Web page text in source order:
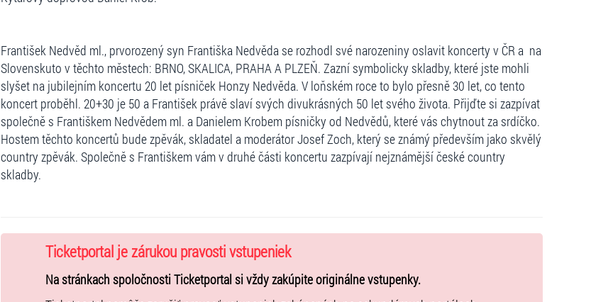
František Nedvěd ml., prvorozený syn Františka Nedvěda se rozhodl své narozeniny oslavit koncerty v ČR a na
Slovenskuto v těchto městech: BRNO, SKALICA, PRAHA A PLZEŇ. Zazní symbolicky skladby, které jste mohli
slyšet na jubilejním koncertu 20 let písniček Honzy Nedvěda. V loňském roce to bylo přesně 30 let, co tento
koncert proběhl. 20+30 je 50 a František právě slaví svých divukrásných 50 let svého života. Přijďte si zazpívat
společně s Františkem Nedvědem ml. a Danielem Krobem písničky od Nedvědů, které vás chytnout za srdíčko.
Hostem těchto koncertů bude zpěvák, skladatel a moderátor Josef Zoch, který se známý především jako skvělý
country zpěvák. Společně s Františkem vám v druhé části koncertu zazpívají nejznámější české country
skladby.
Ticketportal je zárukou pravosti vstupeniek
Na stránkach spoločnosti Ticketportal si vždy zakúpite originálne vstupenky.